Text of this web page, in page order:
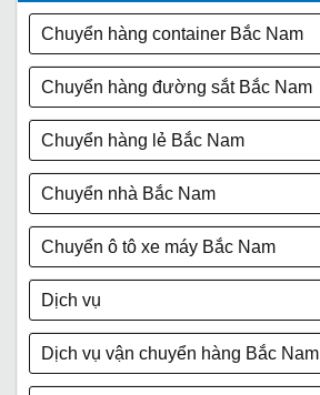
Chuyển hàng container Bắc Nam
Chuyển hàng đường sắt Bắc Nam
Chuyển hàng lẻ Bắc Nam
Chuyển nhà Bắc Nam
Chuyển ô tô xe máy Bắc Nam
Dịch vụ
Dịch vụ vận chuyển hàng Bắc Nam